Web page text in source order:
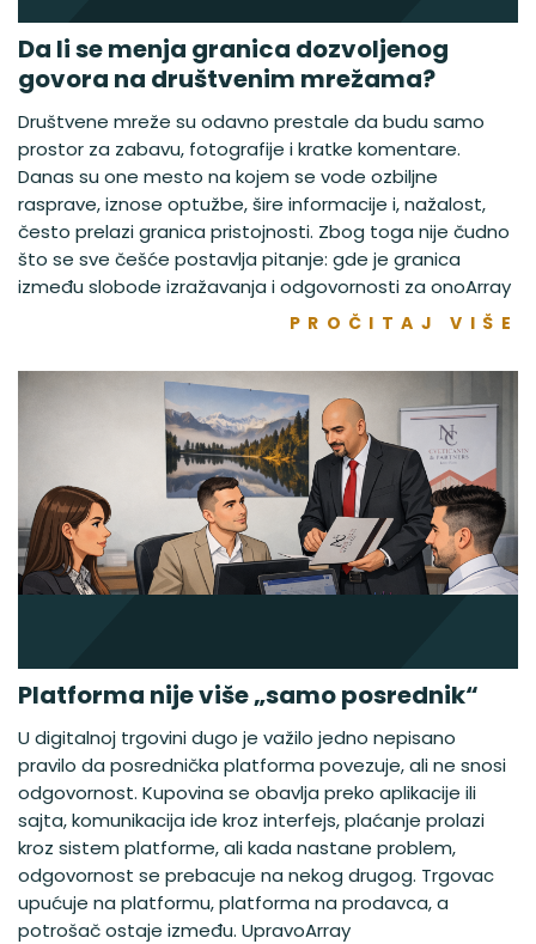
Da li se menja granica dozvoljenog
govora na društvenim mrežama?
Društvene mreže su odavno prestale da budu samo
prostor za zabavu, fotografije i kratke komentare.
Danas su one mesto na kojem se vode ozbiljne
rasprave, iznose optužbe, šire informacije i, nažalost,
često prelazi granica pristojnosti. Zbog toga nije čudno
što se sve češće postavlja pitanje: gde je granica
između slobode izražavanja i odgovornosti za onoArray
PROČITAJ VIŠE
Platforma nije više „samo posrednik“
U digitalnoj trgovini dugo je važilo jedno nepisano
pravilo da posrednička platforma povezuje, ali ne snosi
odgovornost. Kupovina se obavlja preko aplikacije ili
sajta, komunikacija ide kroz interfejs, plaćanje prolazi
kroz sistem platforme, ali kada nastane problem,
odgovornost se prebacuje na nekog drugog. Trgovac
upućuje na platformu, platforma na prodavca, a
potrošač ostaje između. UpravoArray